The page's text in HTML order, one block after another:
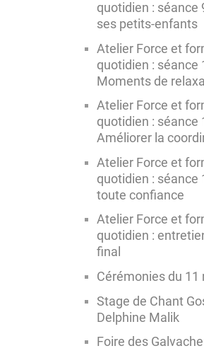
quotidien : séance
ses petits-enfants
Atelier Force et
quotidien : séance
Moments de
Atelier Force et
quotidien : séance
Améliorer la
Atelier Force et
quotidien : séance
toute confiance
Atelier Force et
quotidien :
final
Cérémonies du 11
Stage de Chant
Delphine Malik
Foire des